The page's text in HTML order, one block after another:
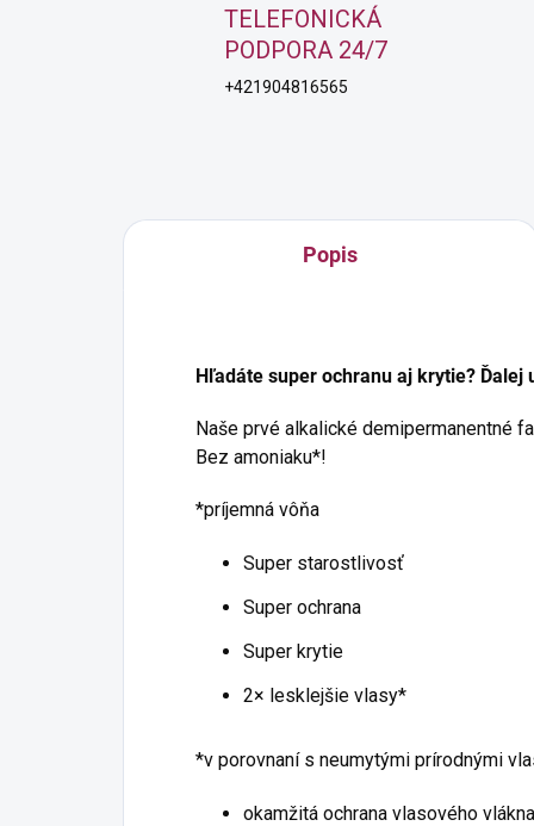
TELEFONICKÁ
PODPORA 24/7
+421904816565
Popis
Hľadáte super ochranu aj krytie? Ďalej
Naše prvé alkalické demipermanentné
Bez amoniaku*!
*príjemná vôňa
Super starostlivosť
Super ochrana
Super krytie
2× lesklejšie vlasy*
*v porovnaní s neumytými prírodnými
okamžitá ochrana vlasového vlákna